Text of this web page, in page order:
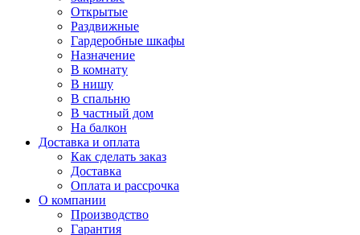
Открытые
Раздвижные
Гардеробные шкафы
Назначение
В комнату
В нишу
В спальню
В частный дом
На балкон
Доставка и оплата
Как сделать заказ
Доставка
Оплата и рассрочка
О компании
Производство
Гарантия